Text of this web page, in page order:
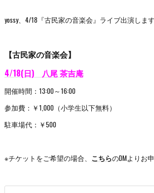
yossy、4/18『古民家の音楽会』ライブ出演しま
【古民家の音楽会】
4/18(日) 八尾 茶吉庵
開催時間：13:00～16:00
参加費：￥1,000（小学生以下無料）
駐車場代：￥500
※チケットをご希望の場合、 こちらのDMよりお